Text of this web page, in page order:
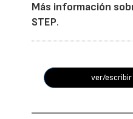
Más información
STEP.
ver/